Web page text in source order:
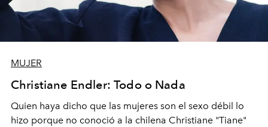
MUJER
Christiane Endler: Todo o Nada
Quien haya dicho que las mujeres son el sexo débil lo
hizo porque no conoció a la chilena Christiane "Tiane"